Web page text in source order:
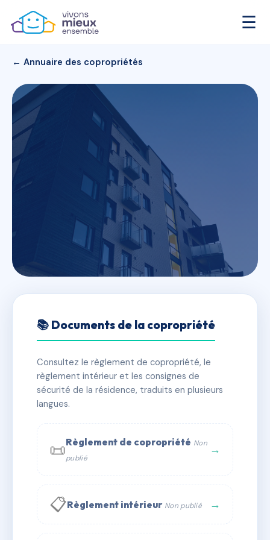
☰
← Annuaire des copropriétés
SDC 51 av Sainte-Foy
✓ Immatriculée 🏠 37 lots 🏗 1 bâtiment(s)
📞 Contacter Syndic Digital
📚 Documents de la copropriété
Consultez le règlement de copropriété, le
règlement intérieur et les consignes de
sécurité de la résidence, traduits en plusieurs
langues.
📜Règlement de copropriété Non
publié
→
📋Règlement intérieur Non publié →